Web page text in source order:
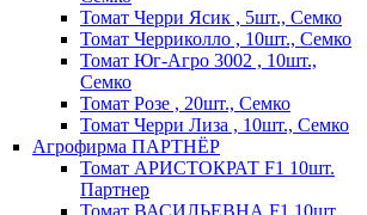
Томат Черри Ясик , 5шт., Семко
Томат Черриколло , 10шт., Семко
Томат Юг-Агро 3002 , 10шт.,
Семко
Томат Розе , 20шт., Семко
Томат Черри Лиза , 10шт., Семко
Агрофирма ПАРТНЁР
Томат АРИСТОКРАТ F1 10шт.
Партнер
Томат ВАСИЛЬЕВНА F1 10шт.